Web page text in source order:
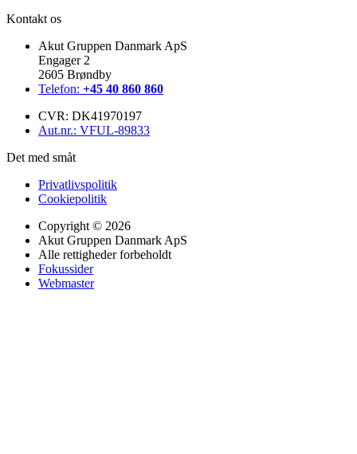
Kontakt os
Akut Gruppen Danmark ApS
Engager 2
2605 Brøndby
Telefon: +45 40 860 860
CVR: DK41970197
Aut.nr.: VFUL-89833
Det med småt
Privatlivspolitik
Cookiepolitik
Copyright © 2026
Akut Gruppen Danmark ApS
Alle rettigheder forbeholdt
Fokussider
Webmaster